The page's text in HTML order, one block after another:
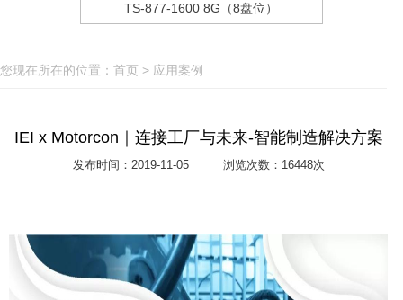
TS-877-1600 8G（8盘位）
您现在所在的位置： 首页 > 应用案例
IEI x Motorcon｜连接工厂与未来-智能制造解决方案
发布时间：2019-11-05 浏览次数：16448次